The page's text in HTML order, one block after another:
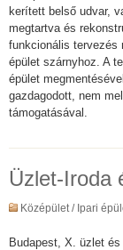
kerített belső udvar,
megtartva és
funkcionális tervezés
épület szárnyhoz. A
épület
gazdagodott, nem
támogatásával.
Üzlet-Iroda
Középület / Ipari
Budapest, X. üzlet